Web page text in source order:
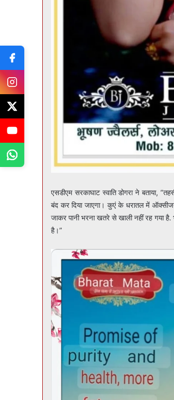
एसडीएम सरकाघाट स्वाति डोगरा ने बताया,
बंद कर दिया जाएगा। कुएं के धरातल में
जाकर पानी भरना खतरे से खाली नहीं रह गया
है।”